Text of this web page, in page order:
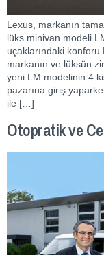
Lexus, markanın
lüks minivan modeli
uçaklarındaki konforu
markanın ve lüksün
yeni LM modelinin 4
pazarına giriş
ile […]
Otopratik ve